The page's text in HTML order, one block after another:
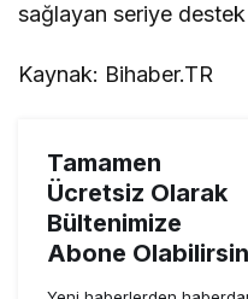
sağlayan seriye
Kaynak: Bihaber.TR
Tamamen
Ücretsiz Olarak
Bültenimize
Abone Olabilirsin